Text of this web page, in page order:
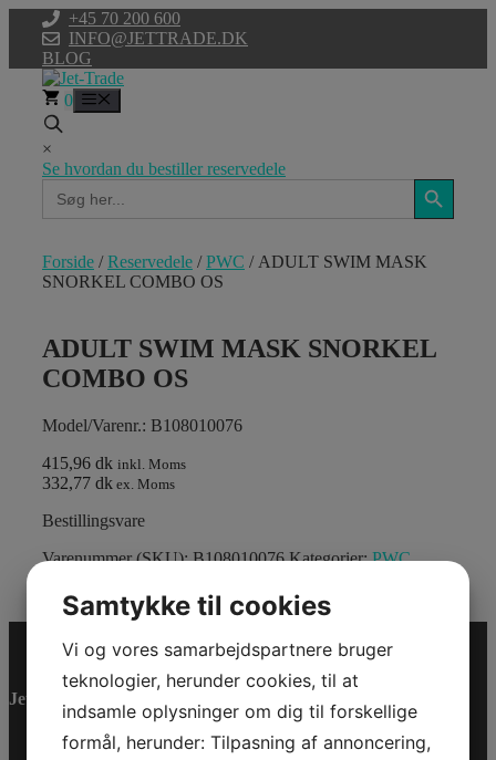
indhold
+45 70 200 600
INFO@JETTRADE.DK
BLOG
0
×
Se hvordan du bestiller reservedele
Search
for:
Search Button
Forside /Reservedele /PWC / ADULT SWIM MASK
SNORKEL COMBO OS
ADULT SWIM MASK SNORKEL
COMBO OS
Model/Varenr.: B108010076
415,96 dk inkl. Moms
332,77 dk ex. Moms
Bestillingsvare
Varenummer (SKU):B108010076 Kategorier:PWC,
Jet-Trade Powersport
Samtykke til cookies
Vi og vores samarbejdspartnere bruger
teknologier, herunder cookies, til at
indsamle oplysninger om dig til forskellige
formål, herunder: Tilpasning af annoncering,